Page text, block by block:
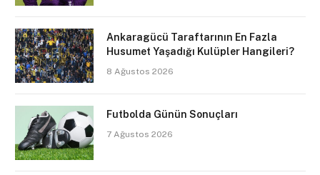
Ankaragücü Taraftarının En Fazla
Husumet Yaşadığı Kulüpler Hangileri?
8 Ağustos 2026
Futbolda Günün Sonuçları
7 Ağustos 2026